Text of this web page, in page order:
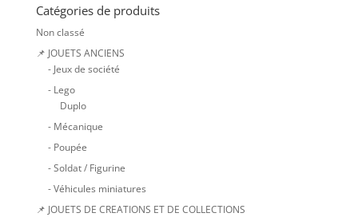
Catégories de produits
Non classé
📌 JOUETS ANCIENS
- Jeux de société
- Lego
Duplo
- Mécanique
- Poupée
- Soldat / Figurine
- Véhicules miniatures
📌 JOUETS DE CREATIONS ET DE COLLECTIONS